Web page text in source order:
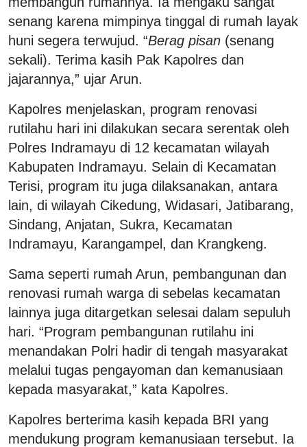
senang karena mimpinya tinggal di rumah layak
huni segera terwujud. “Berag pisan (senang
sekali). Terima kasih Pak Kapolres dan
jajarannya,” ujar Arun.
Kapolres menjelaskan, program renovasi
rutilahu hari ini dilakukan secara serentak oleh
Polres Indramayu di 12 kecamatan wilayah
Kabupaten Indramayu. Selain di Kecamatan
Terisi, program itu juga dilaksanakan, antara
lain, di wilayah Cikedung, Widasari, Jatibarang,
Sindang, Anjatan, Sukra, Kecamatan
Indramayu, Karangampel, dan Krangkeng.
Sama seperti rumah Arun, pembangunan dan
renovasi rumah warga di sebelas kecamatan
lainnya juga ditargetkan selesai dalam sepuluh
hari. “Program pembangunan rutilahu ini
menandakan Polri hadir di tengah masyarakat
melalui tugas pengayoman dan kemanusiaan
kepada masyarakat,” kata Kapolres.
Kapolres berterima kasih kepada BRI yang
mendukung program kemanusiaan tersebut. Ia